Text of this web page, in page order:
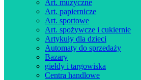
Art. muzyczne
Art. papiernicze
Art. sportowe
Art. spożywcze i cukiernie
Artykuły dla dzieci
Automaty do sprzedaży
Bazary
giełdy i targowiska
Centra handlowe